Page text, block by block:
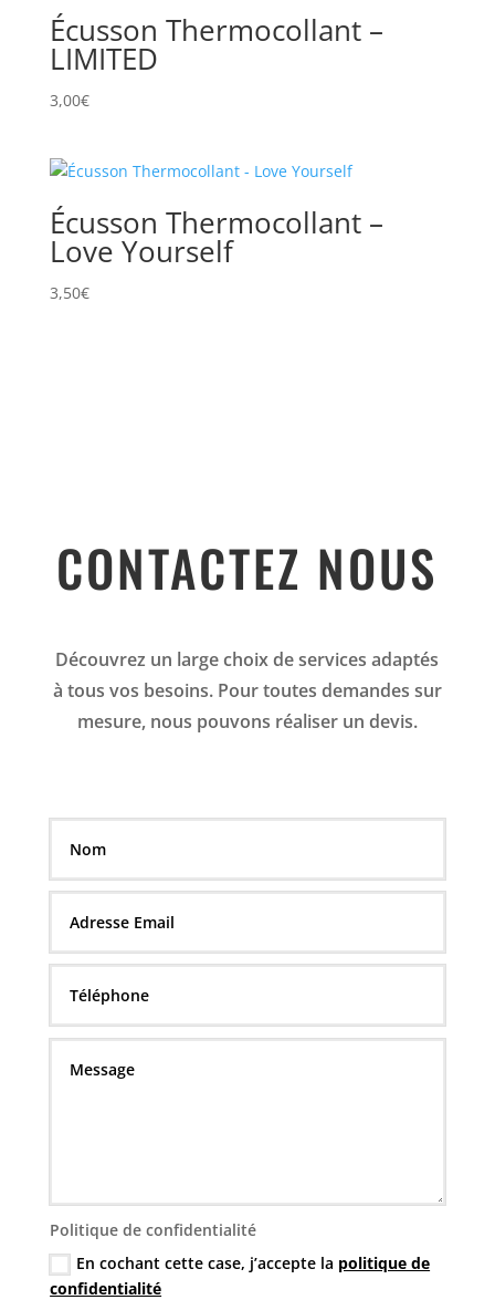
Écusson Thermocollant –
LIMITED
3,00€
Écusson Thermocollant –
Love Yourself
3,50€
CONTACTEZ NOUS
Découvrez un large choix de services adaptés
à tous vos besoins. Pour toutes demandes sur
mesure, nous pouvons réaliser un devis.
Politique de confidentialité
En cochant cette case, j’accepte la politique de
confidentialité